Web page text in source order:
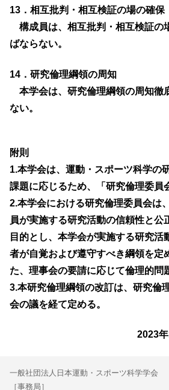
13．相互批判・相互検証の場の確保
構成員は、相互批判・相互検証の
ばならない。
14．研究倫理綱領の周知
本学会は、研究倫理綱領の周知徹
ない。
附則
1.本学会は、運動・スポーツ科学の
課題に応じるため、「研究倫理委員
2.本学会における研究倫理委員会は
員が実施する研究活動の信頼性と公
目的とし、本学会が実施する研究活
者が自覚および遵守すべき綱領を定
た、理事会の要請に応じて倫理的問
3.本研究倫理綱領の改訂は、研究倫
会の議を経て定める。
2023
一般社団法人日本運動・スポーツ科学学会
［事務局］